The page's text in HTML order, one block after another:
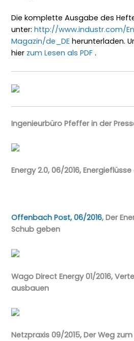
Die komplette Ausgabe des
unter: http://www.industr.com/
Magazin/de_DE herunterladen.
hier zum Lesen als PDF.
Ingenieurbüro Pfeffer in der
Energy 2.0, 06/2016,
Offenbach Post, 06/2016, Der
Schub geben
Wago Direct Energy 01/2016,
ausbauen
Netzpraxis 09/2015, Der Weg